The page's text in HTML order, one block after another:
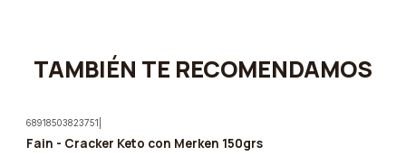
TAMBIÉN TE RECOMENDAMOS
-5%
68918503823751
Fain - Cracker Keto con Merken 150grs